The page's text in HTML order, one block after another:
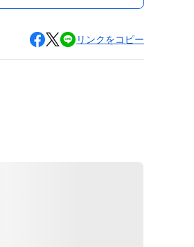
リンクをコピー